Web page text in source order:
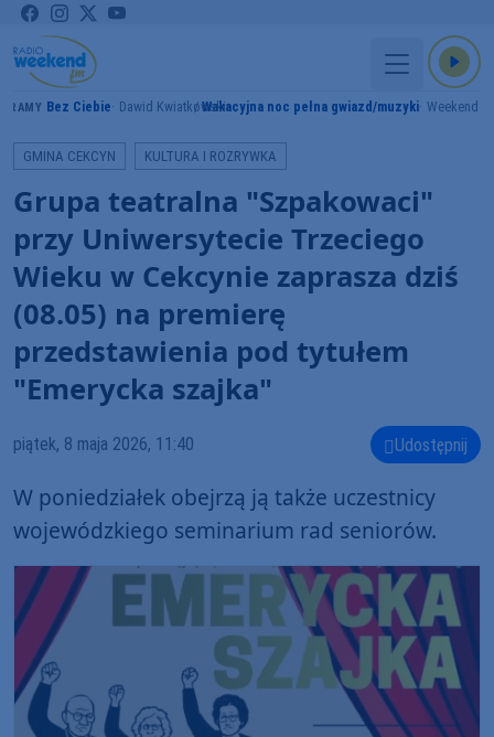
GRAMY Bez Ciebie Dawid KwiatkowskiWakacyjna noc pełna gwiazd/muzyki Weekend
GMINA CEKCYN KULTURA I ROZRYWKA
Grupa teatralna "Szpakowaci"
przy Uniwersytecie Trzeciego
Wieku w Cekcynie zaprasza dziś
(08.05) na premierę
przedstawienia pod tytułem
"Emerycka szajka"
piątek, 8 maja 2026, 11:40 Udostępnij
W poniedziałek obejrzą ją także uczestnicy
wojewódzkiego seminarium rad seniorów.